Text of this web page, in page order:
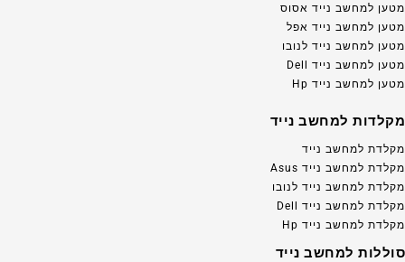
מטען למחשב נייד אסוס
מטען למחשב נייד אפל
מטען למחשב נייד לנובו
מטען למחשב נייד Dell
מטען למחשב נייד Hp
מקלדות למחשב נייד
מקלדת למחשב נייד
מקלדת למחשב נייד Asus
מקלדת למחשב נייד לנובו
מקלדת למחשב נייד Dell
מקלדת למחשב נייד Hp
סוללות למחשב נייד